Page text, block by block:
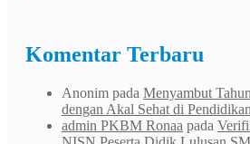
Komentar Terbaru
Anonim pada Menyambut
dengan Akal Sehat di
admin PKBM Ronaa pada